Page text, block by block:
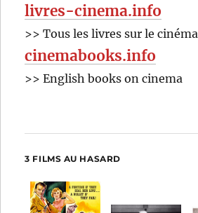
livres-cinema.info
>> Tous les livres sur le cinéma
cinemabooks.info
>> English books on cinema
3 FILMS AU HASARD